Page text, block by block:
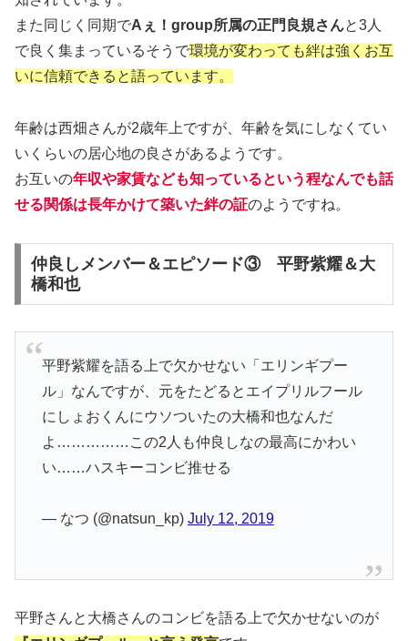
また同じく同期でAぇ！group所属の正門良規さんと3人
で良く集まっているそうで環境が変わっても絆は強くお互
いに信頼できると語っています。
年齢は西畑さんが2歳年上ですが、年齢を気にしなくてい
いくらいの居心地の良さがあるようです。
お互いの年収や家賃なども知っているという程なんでも話
せる関係は長年かけて築いた絆の証のようですね。
仲良しメンバー＆エピソード③ 平野紫耀＆大
橋和也
平野紫耀を語る上で欠かせない「エリンギプー
ル」なんですが、元をたどるとエイプリルフール
にしょおくんにウソついたの大橋和也なんだ
よ……………この2人も仲良しなの最高にかわい
い……ハスキーコンビ推せる
— なつ (@natsun_kp) July 12, 2019
平野さんと大橋さんのコンビを語る上で欠かせないのが